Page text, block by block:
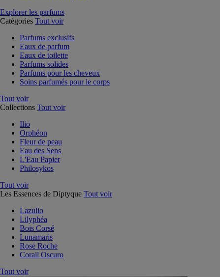
Explorer les parfums
Catégories Tout voir
Parfums exclusifs
Eaux de parfum
Eaux de toilette
Parfums solides
Parfums pour les cheveux
Soins parfumés pour le corps
Tout voir
Collections Tout voir
Ilio
Orphéon
Fleur de peau
Eau des Sens
L'Eau Papier
Philosykos
Tout voir
Les Essences de Diptyque Tout voir
Lazulio
Lilyphéa
Bois Corsé
Lunamaris
Rose Roche
Corail Oscuro
Tout voir